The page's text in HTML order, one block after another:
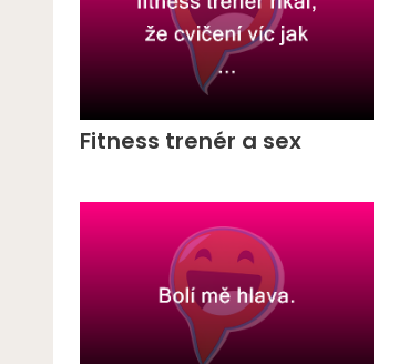
Fitness trenér a sex